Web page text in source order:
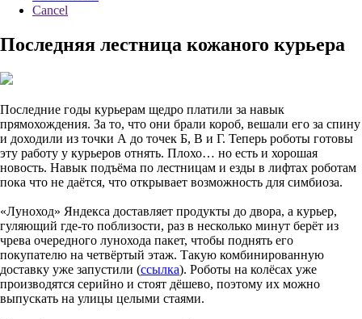
Cancel
Последняя лестница кожаного курьера
Последние годы курьерам щедро платили за навык
прямохождения. За то, что они брали короб, вешали его за спину
и доходили из точки А до точек Б, В и Г. Теперь роботы готовы
эту работу у курьеров отнять. Плохо… но есть и хорошая
новость. Навык подъёма по лестницам и езды в лифтах роботам
пока что не даётся, что открывает возможность для симбиоза.
«Луноход» Яндекса доставляет продукты до двора, а курьер,
гуляющий где-то поблизости, раз в несколько минут берёт из
чрева очередного лунохода пакет, чтобы поднять его
покупателю на четвёртый этаж. Такую комбинированную
доставку уже запустили (ссылка). Роботы на колёсах уже
производятся серийно и стоят дёшево, поэтому их можно
выпускать на улицы целыми стаями.